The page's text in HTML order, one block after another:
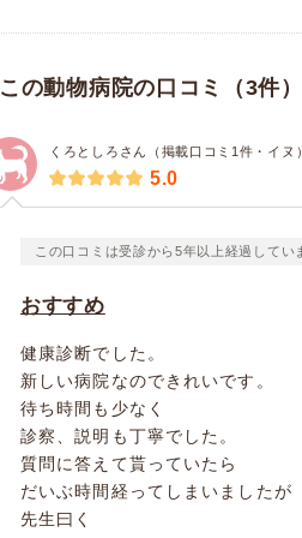
この動物病院の口コミ（3件）
くろとしろさん（掲載口コミ1件・イヌ）
5.0
この口コミは受診から5年以上経過してい
おすすめ
健康診断でした。
新しい病院なのできれいです。
待ち時間も少なく
診察、説明も丁寧でした。
質問に答えて貰っていたら
だいぶ時間経ってしまいましたが
先生曰く